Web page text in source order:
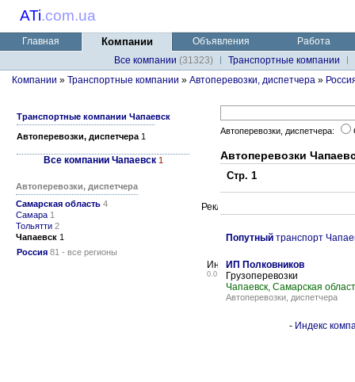
ATi.com.ua
Главная Компании Объявления
Работа
Все компании (31323)
Транспортные компании
Компании » Транспортные компании » Автоперевозки, диспетчера »
Транспортные компании Чапаевск
Автоперевозки, диспетчера 1
Все компании Чапаевск 1
Автоперевозки, диспетчера
Самарская область 4
Самара 1
Тольятти 2
Чапаевск 1
Россия 81 - все регионы
Автоперевозки, диспетчера:
Автоперевозки
Стр. 1
Попутный транспорт
0.0
ИП Полковников
Грузоперевозки
Чапаевск, Самарская
Автоперевозки, диспетчера
- Индекс